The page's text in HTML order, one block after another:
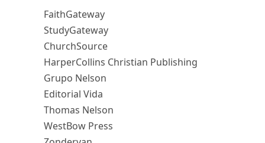
FaithGateway
StudyGateway
ChurchSource
HarperCollins Christian Publishing
Grupo Nelson
Editorial Vida
Thomas Nelson
WestBow Press